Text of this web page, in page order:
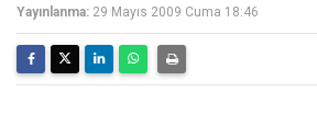
Yayınlanma: 29 Mayıs 2009 Cuma 18:46